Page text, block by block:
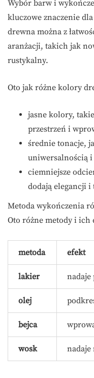
Wybór barw i
kluczowe znaczenie
drewna można z
aranżacji, takich jak
rustykalny.
Oto jak różne kolory
jasne kolory,
przestrzeń i
średnie tonacje,
uniwersalnością
ciemniejsze
dodają elegancji
Metoda wykończenia
Oto różne metody i ich
metoda efekt
lakier nadaje
olej
bejca
wosk nadaje